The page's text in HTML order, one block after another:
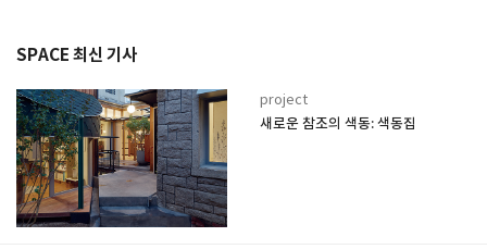
SPACE 최신 기사
project
새로운 참조의 색동: 색동집